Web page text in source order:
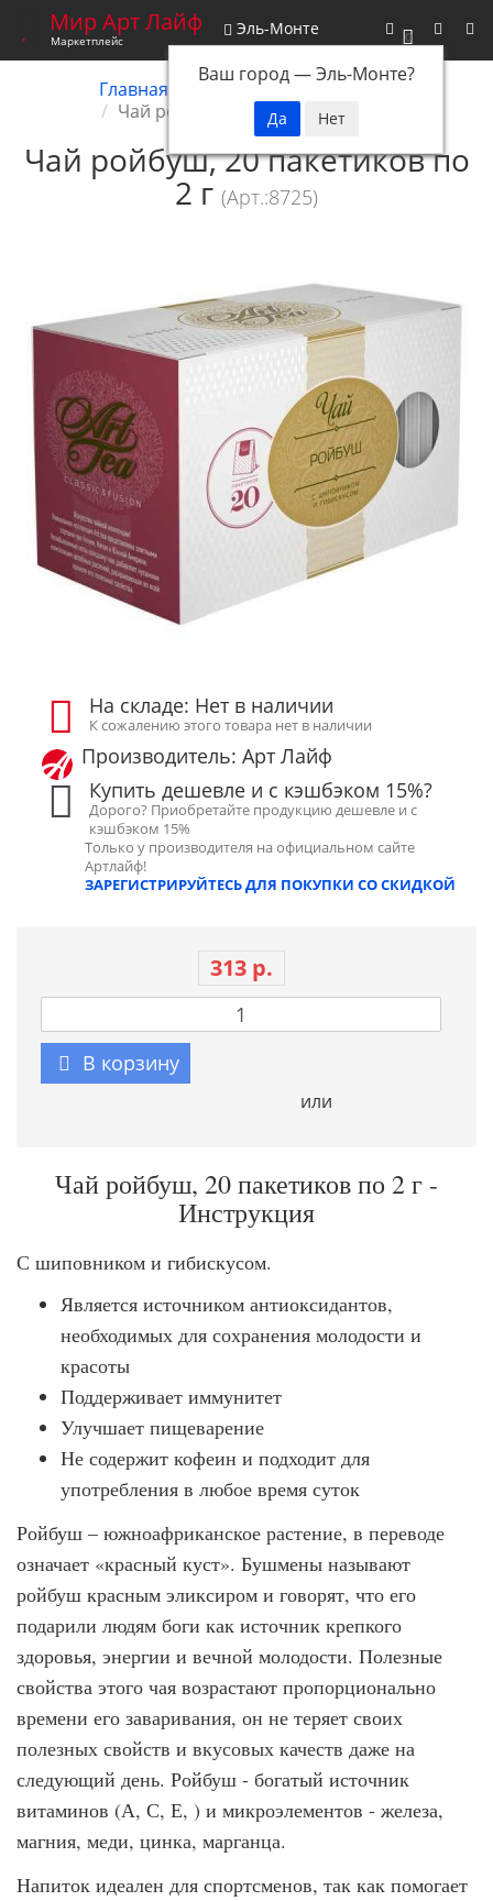
0
Мир Арт Лайф
Маркетплейс
Эль-Монте
Ваш город —Эль-Монте?
Главная
Снятые с производства
Чай ройбуш, 20 пакетиков по 2 г
Чай ройбуш, 20 пакетиков по
2 г (Арт.:8725)
На складе: Нет в наличии
К сожалению этого товара нет в наличии
Производитель: Арт Лайф
Купить дешевле и с кэшбэком 15%?
Дорого? Приобретайте продукцию дешевле и с
кэшбэком 15%
Только у производителя на официальном сайте
Артлайф!
ЗАРЕГИСТРИРУЙТЕСЬ ДЛЯ ПОКУПКИ СО СКИДКОЙ
313 р.
В корзину
или
Чай ройбуш, 20 пакетиков по 2 г -
Инструкция
С шиповником и гибискусом.
Является источником антиоксидантов,
необходимых для сохранения молодости и
красоты
Поддерживает иммунитет
Улучшает пищеварение
Не содержит кофеин и подходит для
употребления в любое время суток
Ройбуш – южноафриканское растение, в переводе
означает «красный куст». Бушмены называют
ройбуш красным эликсиром и говорят, что его
подарили людям боги как источник крепкого
здоровья, энергии и вечной молодости. Полезные
свойства этого чая возрастают пропорционально
времени его заваривания, он не теряет своих
полезных свойств и вкусовых качеств даже на
следующий день. Ройбуш - богатый источник
витаминов (А, С, Е, ) и микроэлементов - железа,
магния, меди, цинка, марганца.
Напиток идеален для спортсменов, так как помогает